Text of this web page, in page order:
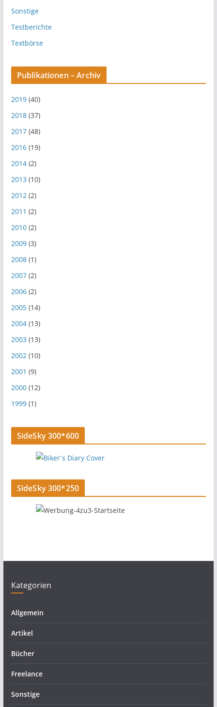
Sonstige
Testberichte
Textbörse
Publikationen – Archiv
2019(40)
2018(37)
2017(48)
2016(19)
2014(2)
2013 (10)
2012(2)
2011 (2)
2010(2)
2009(3)
2008(1)
2007(2)
2006(2)
2005(14)
2004(13)
2003 (13)
2002(10)
2001 (9)
2000(12)
1999(1)
SideSky 300*600
SideSky 300*250
Kategorien
Allgemein
Artikel
Bücher
Freelance
Sonstige